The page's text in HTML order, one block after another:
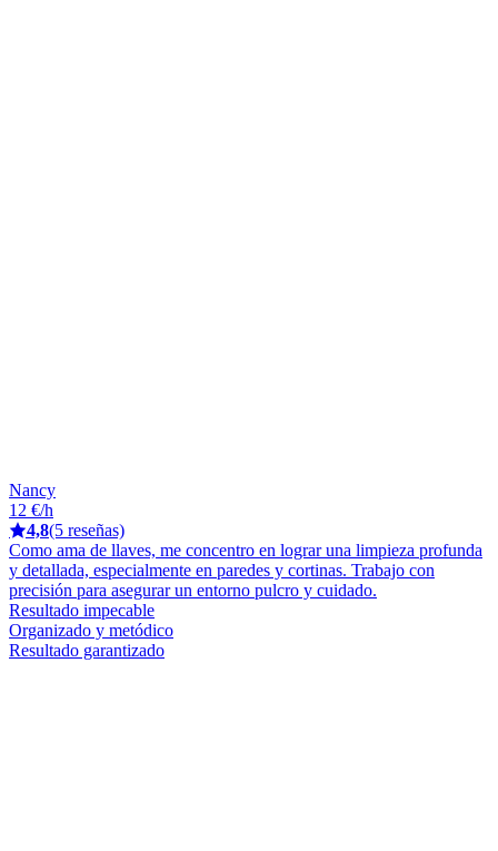
Nancy
12 €/h
4,8(5 reseñas)
Como ama de llaves, me concentro en lograr una limpieza profunda
y detallada, especialmente en paredes y cortinas. Trabajo con
precisión para asegurar un entorno pulcro y cuidado.
Resultado impecable
Organizado y metódico
Resultado garantizado